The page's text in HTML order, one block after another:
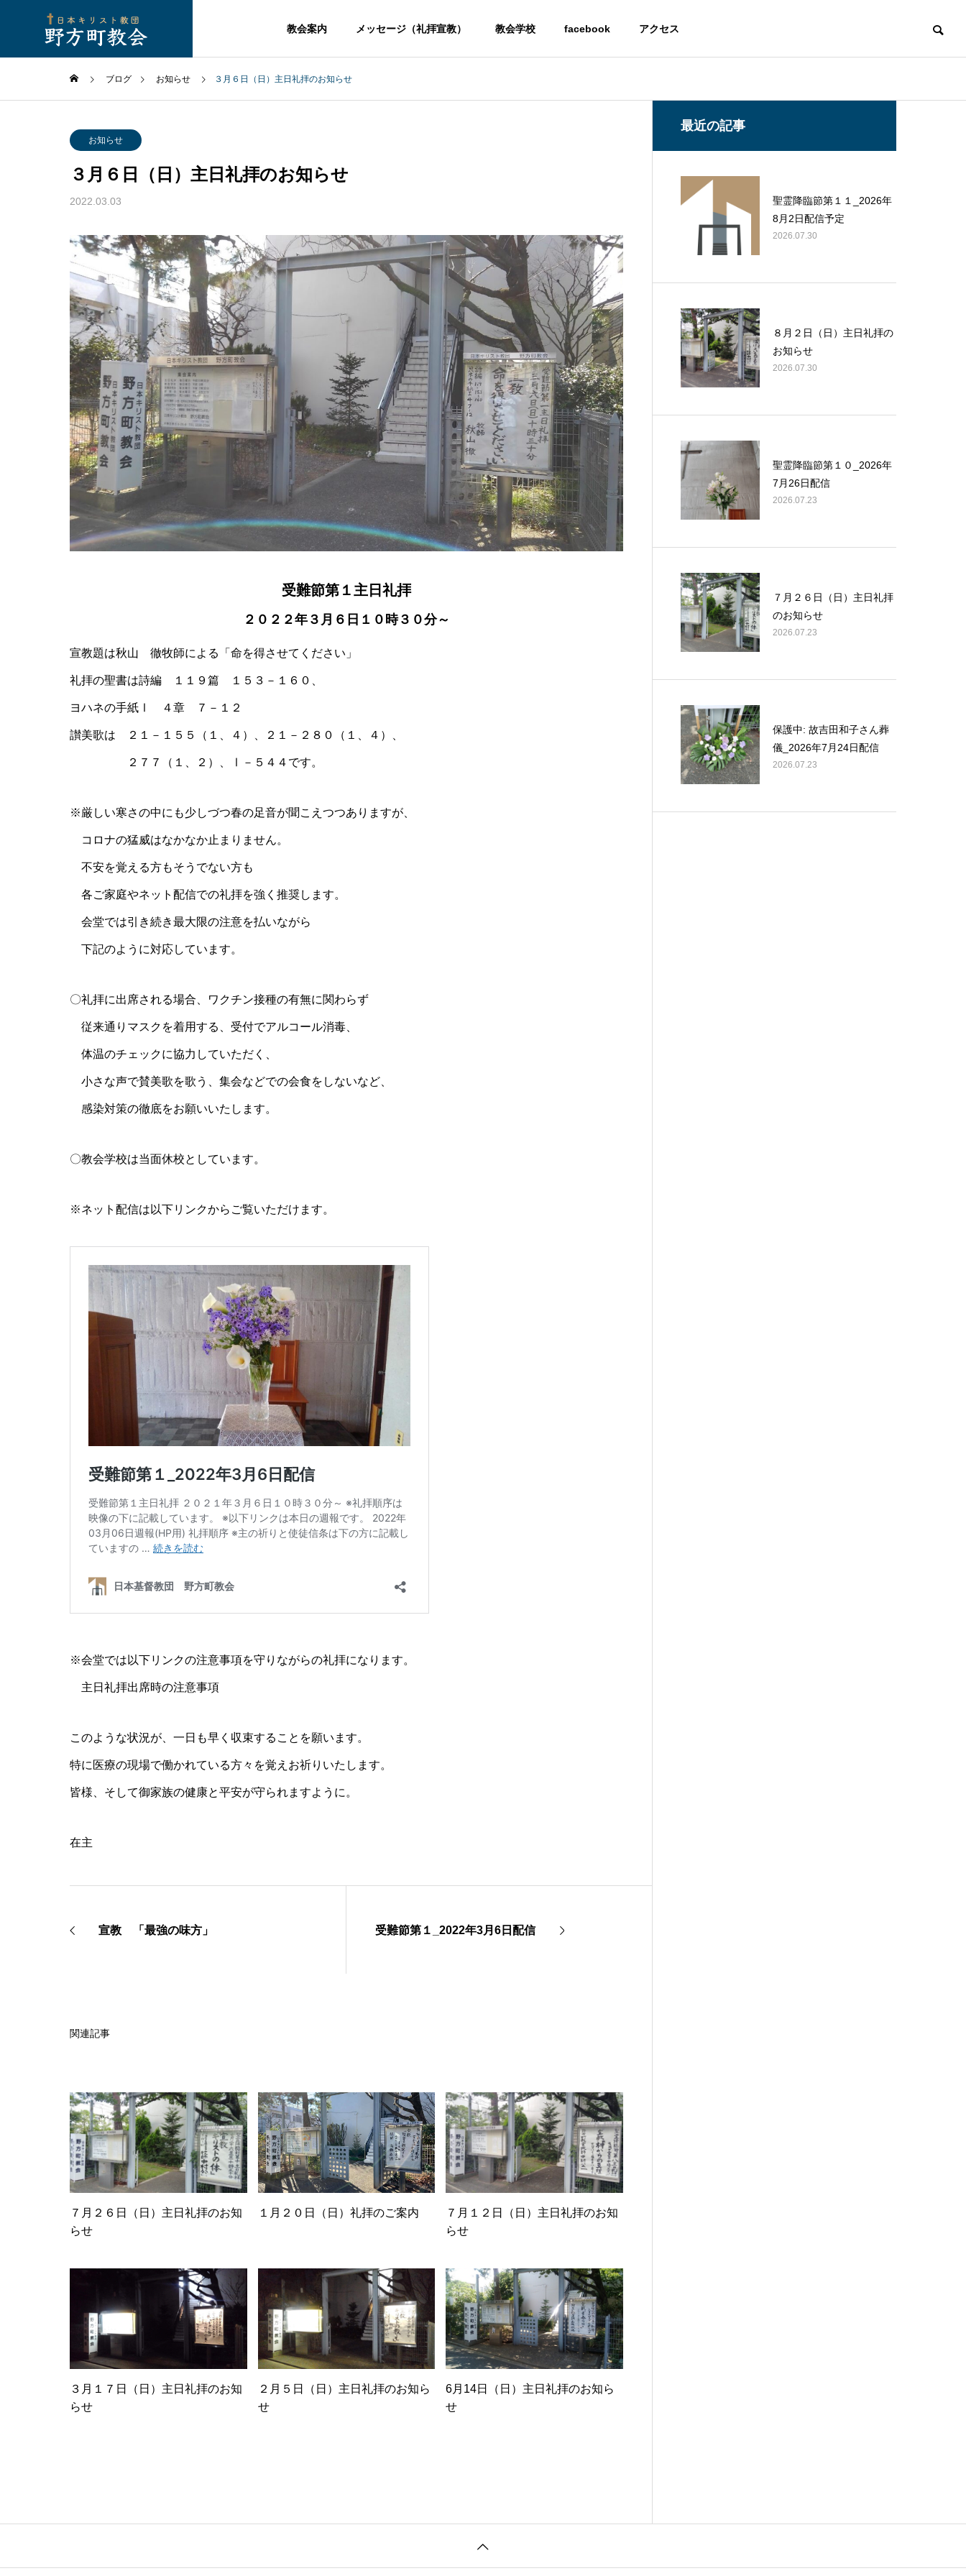
教会案内 メッセージ（礼拝宣教） 教会学校 facebook アクセス
ブログ お知らせ ３月６日（日）主日礼拝のお知らせ
お知らせ
３月６日（日）主日礼拝のお知らせ
2022.03.03
受難節第１主日礼拝
２０２２年３月６日１０時３０分～
宣教題は秋山 徹牧師による「命を得させてください」
礼拝の聖書は詩編 １１９篇 １５３－１６０、
ヨハネの手紙Ⅰ ４章 ７－１２
讃美歌は ２１－１５５（１、４）、２１－２８０（１、４）、
２７７（１、２）、Ⅰ－５４４です。
※厳しい寒さの中にも少しづつ春の足音が聞こえつつありますが、
コロナの猛威はなかなか止まりません。
不安を覚える方もそうでない方も
各ご家庭やネット配信での礼拝を強く推奨します。
会堂では引き続き最大限の注意を払いながら
下記のように対応しています。
〇礼拝に出席される場合、ワクチン接種の有無に関わらず
従来通りマスクを着用する、受付でアルコール消毒、
体温のチェックに協力していただく、
小さな声で賛美歌を歌う、集会などでの会食をしないなど、
感染対策の徹底をお願いいたします。
〇教会学校は当面休校としています。
※ネット配信は以下リンクからご覧いただけます。
※会堂では以下リンクの注意事項を守りながらの礼拝になります。
主日礼拝出席時の注意事項
このような状況が、一日も早く収束することを願います。
特に医療の現場で働かれている方々を覚えお祈りいたします。
皆様、そして御家族の健康と平安が守られますように。
在主
宣教 「最強の味方」 受難節第１_2022年3月6日配信
関連記事
７月２６日（日）主日礼拝のお知
らせ
１月２０日（日）礼拝のご案内
７月１２日（日）主日礼拝のお知
らせ
３月１７日（日）主日礼拝のお知
らせ
２月５日（日）主日礼拝のお知ら
せ
6月14日（日）主日礼拝のお知ら
せ
最近の記事
聖霊降臨節第１１_2026年
8月2日配信予定
2026.07.30
８月２日（日）主日礼拝の
お知らせ
2026.07.30
聖霊降臨節第１０_2026年
7月26日配信
2026.07.23
７月２６日（日）主日礼拝
のお知らせ
2026.07.23
保護中: 故吉田和子さん葬
儀_2026年7月24日配信
2026.07.23